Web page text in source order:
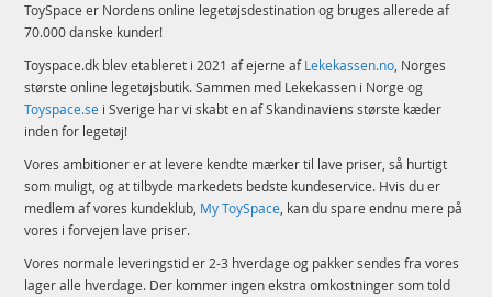
ToySpace er Nordens online legetøjsdestination og bruges allerede af
70.000 danske kunder!
Toyspace.dk blev etableret i 2021 af ejerne afLekekassen.no, Norges
største online legetøjsbutik. Sammen med Lekekassen i Norge og
Toyspace.se i Sverige har vi skabt en af Skandinaviens største kæder
inden for legetøj!
Vores ambitioner er at levere kendte mærker til lave priser, så hurtigt
som muligt, og at tilbyde markedets bedste kundeservice. Hvis du er
medlem af vores kundeklub, My ToySpace, kan du spare endnu mere på
vores i forvejen lave priser.
Vores normale leveringstid er 2-3 hverdage og pakker sendes fra vores
lager alle hverdage. Der kommer ingen ekstra omkostninger som told